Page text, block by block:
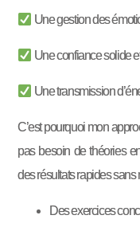
Une gestion des
Une confiance solide
Une transmission
C’est pourquoi mon
pas besoin de théories
des résultats rapides
Des exercices